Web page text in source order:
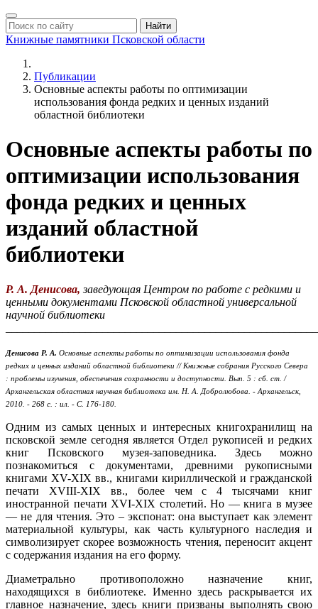
Найти
Книжные памятники Псковской области
Публикации
Основные аспекты работы по оптимизации
использования фонда редких и ценных изданий
областной библиотеки
Основные аспекты работы по
оптимизации использования
фонда редких и ценных
изданий областной
библиотеки
Р. А. Денисова,заведующая Центром по работе с редкими и
ценными документами Псковской областной универсальной
научной библиотеки
Денисова Р. А. Основные аспекты работы по оптимизации использования фонда
редких и ценных изданий областной библиотеки // Книжные собрания Русского Севера
: проблемы изучения, обеспечения сохранности и доступности. Вып. 5 : сб. ст. /
Архангельская областная научная библиотека им. Н. А. Добролюбова. - Архангельск,
2010. - 268 с. : ил. - С. 176-180.
Одним из самых ценных и интересных книгохранилищ на
псковской земле сегодня является Отдел рукописей и редких
книг Псковского музея-заповедника. Здесь можно
познакомиться с документами, древними рукописными
книгами XV-XIX вв., книгами кириллической и гражданской
печати XVIII-XIX вв., более чем с 4 тысячами книг
иностранной печати XVI-XIX столетий. Но — книга в музее
— не для чтения. Это – экспонат: она выступает как элемент
материальной культуры, как часть культурного наследия и
символизирует скорее возможность чтения, переносит акцент
с содержания издания на его форму.
Диаметрально противоположно назначение книг,
находящихся в библиотеке. Именно здесь раскрывается их
главное назначение, здесь книги призваны выполнять свою